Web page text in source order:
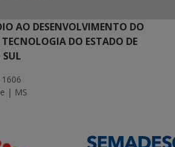
AO DESENVOLVIMENTO DO
DO ESTADO DE
| MS